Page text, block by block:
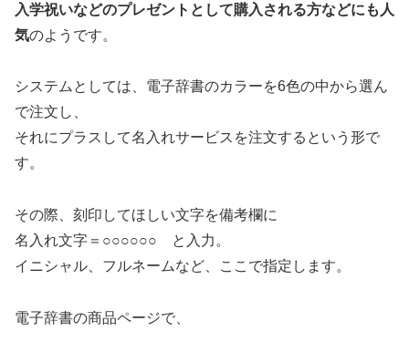
入学祝いなどのプレゼントとして購入される方などにも人
気のようです。
システムとしては、電子辞書のカラーを6色の中から選ん
で注文し、
それにプラスして名入れサービスを注文するという形で
す。
その際、刻印してほしい文字を備考欄に
名入れ文字＝○○○○○○ と入力。
イニシャル、フルネームなど、ここで指定します。
電子辞書の商品ページで、